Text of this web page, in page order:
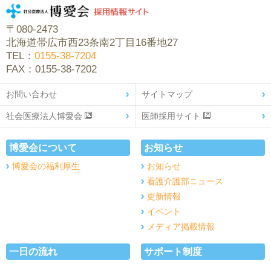
〒080-2473
北海道帯広市西23条南2丁目16番地27
TEL： 0155-38-7204
FAX：0155-38-7202
お問い合わせ サイトマップ
社会医療法人博愛会 医師採用サイト
博愛会について
博愛会の福利厚生
お知らせ
お知らせ
看護介護部ニュース
更新情報
イベント
メディア掲載情報
一日の流れ サポート制度